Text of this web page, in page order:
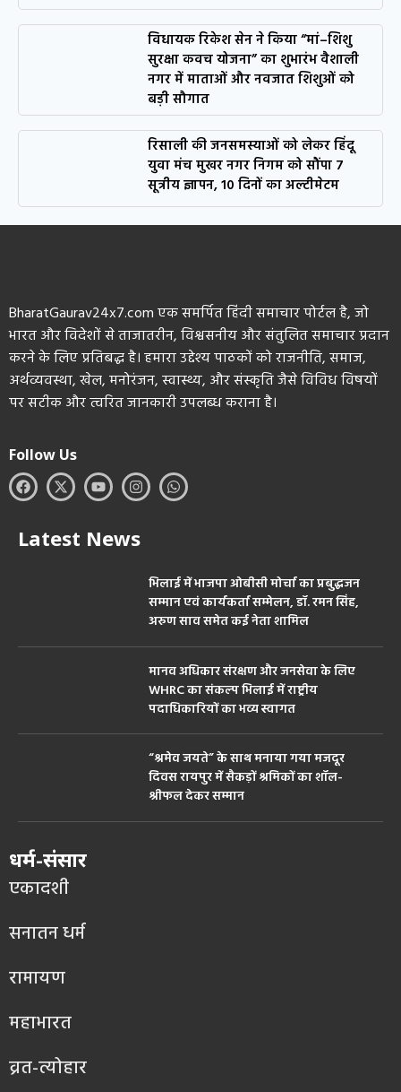
विधायक रिकेश सेन ने किया “मां–शिशु
सुरक्षा कवच योजना” का शुभारंभ वैशाली
नगर में माताओं और नवजात शिशुओं को
बड़ी सौगात
रिसाली की जनसमस्याओं को लेकर हिंदू
युवा मंच मुखर नगर निगम को सौंपा 7
सूत्रीय ज्ञापन, 10 दिनों का अल्टीमेटम
BharatGaurav24x7.com एक समर्पित हिंदी समाचार पोर्टल है, जो
भारत और विदेशों से ताजातरीन, विश्वसनीय और संतुलित समाचार प्रदान
करने के लिए प्रतिबद्ध है। हमारा उद्देश्य पाठकों को राजनीति, समाज,
अर्थव्यवस्था, खेल, मनोरंजन, स्वास्थ्य, और संस्कृति जैसे विविध विषयों
पर सटीक और त्वरित जानकारी उपलब्ध कराना है।
Follow Us
Latest News
भिलाई में भाजपा ओबीसी मोर्चा का प्रबुद्धजन
सम्मान एवं कार्यकर्ता सम्मेलन, डॉ. रमन सिंह,
अरुण साव समेत कई नेता शामिल
मानव अधिकार संरक्षण और जनसेवा के लिए
WHRC का संकल्प भिलाई में राष्ट्रीय
पदाधिकारियों का भव्य स्वागत
“श्रमेव जयते” के साथ मनाया गया मजदूर
दिवस रायपुर में सैकड़ों श्रमिकों का शॉल-
श्रीफल देकर सम्मान
धर्म-संसार
एकादशी
सनातन धर्म
रामायण
महाभारत
व्रत-त्योहार